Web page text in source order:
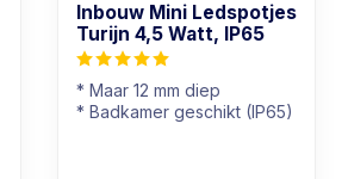
Inbouw Mini Ledspotjes
Turijn 4,5 Watt, IP65
* Maar 12 mm diep
* Badkamer geschikt (IP65)